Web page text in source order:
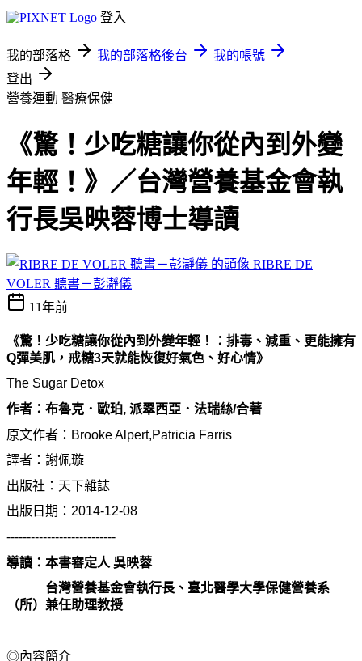
登入
我的部落格 我的部落格後台
我的帳號
登出
營養運動 醫療保健
《驚！少吃糖讓你從內到外變
年輕！》／台灣營養基金會執
行長吳映蓉博士導讀
RIBRE DE
VOLER 聽書－彭瀞儀
11年前
《驚！少吃糖讓你從內到外變年輕！：排毒、減重、更能擁有
Q彈美肌，戒糖3天就能恢復好氣色、好心情》
The Sugar Detox
作者：布魯克．歐珀, 派翠西亞．法瑞絲/合著
原文作者：Brooke Alpert,Patricia Farris
譯者：謝佩璇
出版社：天下雜誌
出版日期：2014-12-08
---------------------------
導讀：本書審定人 吳映蓉
台灣營養基金會執行長、臺北醫學大學保健營養系
（所）兼任助理教授
◎內容簡介